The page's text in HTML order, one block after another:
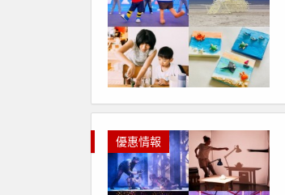
優惠情報